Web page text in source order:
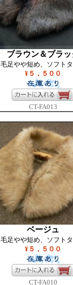
ブラウン＆ブラッ
毛足やや短め、ソフト
¥５，５００
CT-FA013
ベージュ
毛足やや短め、ソフト
¥５，５００
CT-FA010